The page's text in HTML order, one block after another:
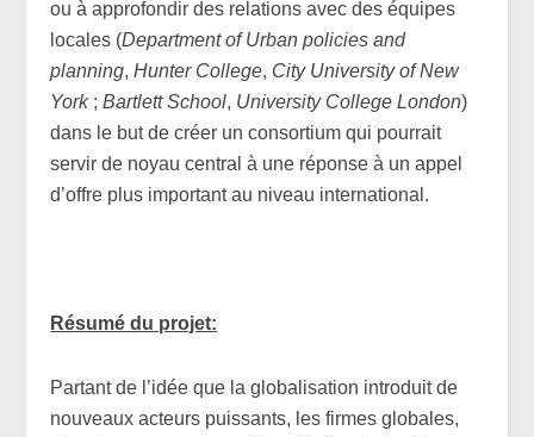
ou à approfondir des relations avec des équipes
locales (Department of Urban policies and
planning,Hunter College, City University of New
York;Bartlett School, University College London)
dans le but de créer un consortium qui pourrait
servir de noyau central à une réponse à un appel
d’offre plus important au niveau international.
Résumé du projet:
Partant de l’idée que la globalisation introduit de
nouveaux acteurs puissants, les firmes globales,